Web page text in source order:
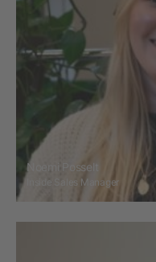
Noemi Posselt
Inside Sales Manager